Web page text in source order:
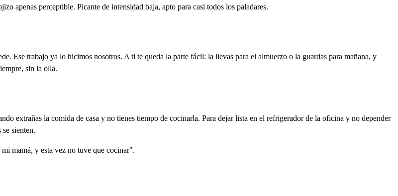
apenas perceptible. Picante de intensidad baja, apto para casi todos los paladares.
Ese trabajo ya lo hicimos nosotros. A ti te queda la parte fácil: la llevas para el almuerzo o la guardas para mañana, y
sin la olla.
extrañas la comida de casa y no tienes tiempo de cocinarla. Para dejar lista en el refrigerador de la oficina y no depender
sienten.
mamá, y esta vez no tuve que cocinar".